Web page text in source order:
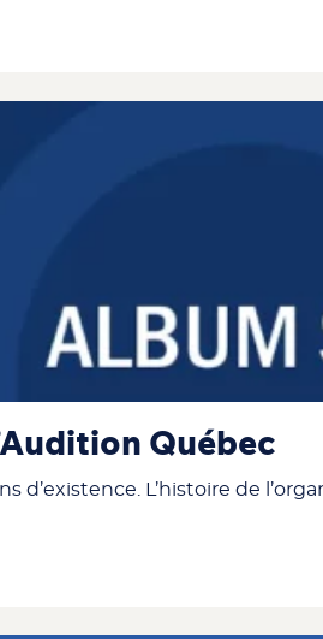
Québec
d’existence. L’histoire de